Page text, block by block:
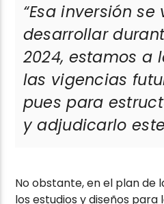
“Esa inversión se
desarrollar
2024, estamos a
las vigencias
pues para
y adjudicarlo
No obstante, en el plan de
los estudios y diseños para